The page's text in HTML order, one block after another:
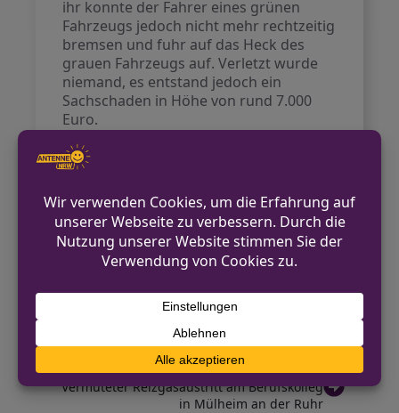
ihr konnte der Fahrer eines grünen
Fahrzeugs jedoch nicht mehr rechtzeitig
bremsen und fuhr auf das Heck des
grauen Fahrzeugs auf. Verletzt wurde
niemand, es entstand jedoch ein
Sachschaden in Höhe von rund 7.000
Euro.
Die Polizei sucht nun nach dem
unbekannten Fahrer des abbiegenden
war, sowie nach weiteren Zeugen, die
Hinweise zum Unfallhergang geben
können.
VORHERIGER BEITRAG
Taschendieb nutzt schlafenden Fahrgast in
Bielefeld aus
NÄCHSTER BEITRAG
Vermuteter Reizgasaustritt am Berufskolleg
in Mülheim an der Ruhr